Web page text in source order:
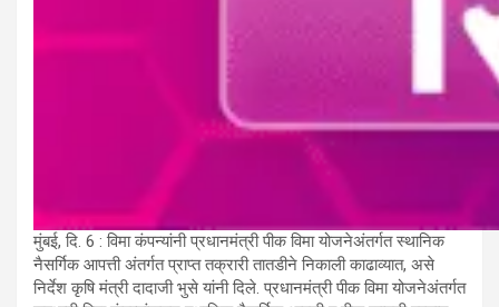
मुंबई, दि. 6 : विमा कंपन्यांनी प्रधानमंत्री पीक विमा योजनेअंतर्गत स्थानिक
नैसर्गिक आपत्ती अंतर्गत प्राप्त तक्रारी तातडीने निकाली काढाव्यात, असे
निर्देश कृषि मंत्री दादाजी भुसे यांनी दिले. प्रधानमंत्री पीक विमा योजनेअंतर्गत